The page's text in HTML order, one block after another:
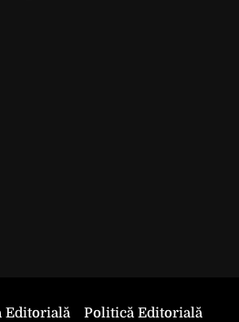
Editorială
Politică Editorială